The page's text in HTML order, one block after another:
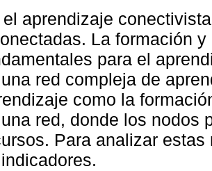
el aprendizaje
La formación
para el
red compleja de
como la
red, donde los nodos
Para analizar